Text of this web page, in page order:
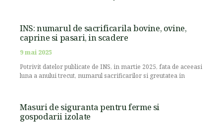
INS: numarul de sacrificarila bovine, ovine,
caprine si pasari, in scadere
9 mai 2025
Potrivit datelor publicate de INS, in martie 2025, fata de aceeasi
luna a anului trecut, numarul sacrificarilor si greutatea in
Masuri de siguranta pentru ferme si
gospodarii izolate